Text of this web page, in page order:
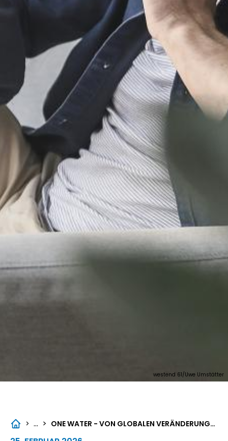
westend 61/Uwe Umstätter
> ... > ONE WATER - VON GLOBALEN VERÄNDERUNGEN IN DEN SEEN